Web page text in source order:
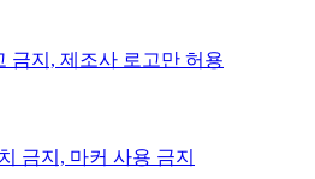
금지, 제조사 로고만 허용
금지, 마커 사용 금지